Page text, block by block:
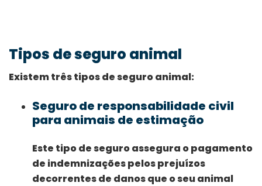
Tipos de seguro animal
Existem três tipos de seguro animal:
Seguro de responsabilidade civil
para animais de estimação
Este tipo de seguro assegura o pagamento
de indemnizações pelos prejuízos
decorrentes de danos que o seu animal